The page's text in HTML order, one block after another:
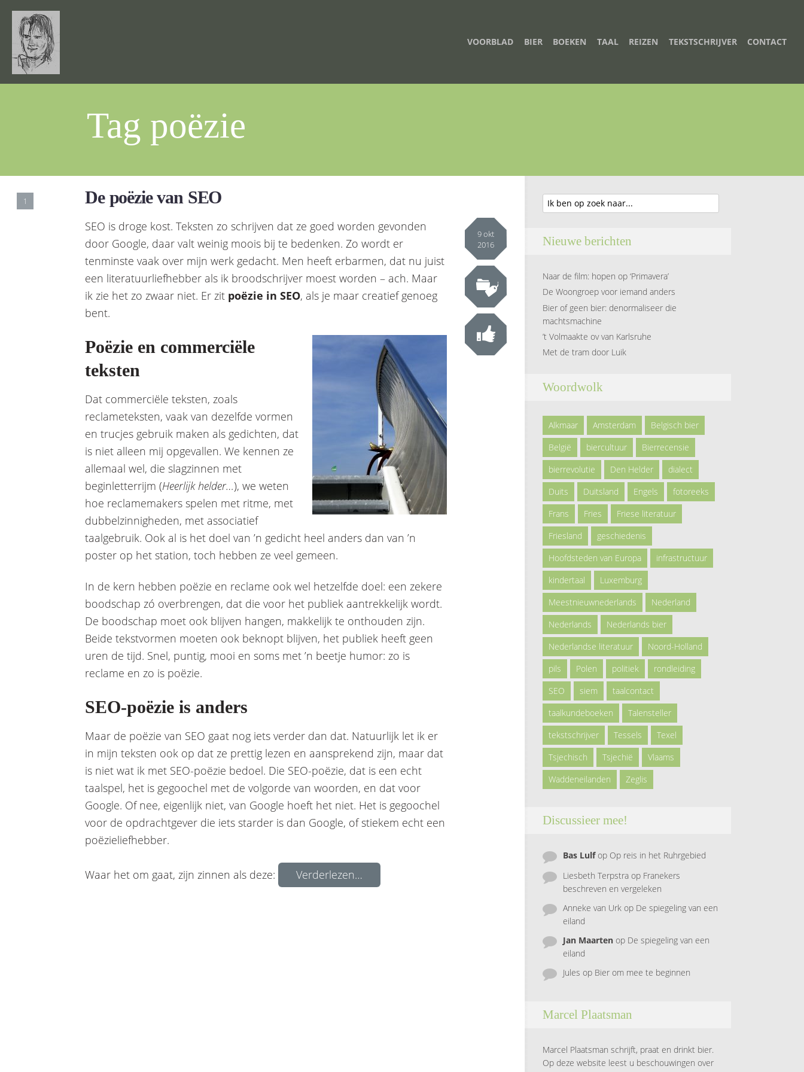
VOORBLAD BIER BOEKEN TAAL REIZEN TEKSTSCHRIJVER CONTACT
Tag poëzie
1 De poëzie van SEO
9 okt
2016
SEO is droge kost. Teksten zo schrijven dat ze goed worden gevonden
door Google, daar valt weinig moois bij te bedenken. Zo wordt er
tenminste vaak over mijn werk gedacht. Men heeft erbarmen, dat nu juist
een literatuurliefhebber als ik broodschrijver moest worden – ach. Maar
ik zie het zo zwaar niet. Er zit poëzie in SEO, als je maar creatief genoeg
bent.
Poëzie en commerciële
teksten
Dat commerciële teksten, zoals
reclameteksten, vaak van dezelfde vormen
en trucjes gebruik maken als gedichten, dat
is niet alleen mij opgevallen. We kennen ze
allemaal wel, die slagzinnen met
beginletterrijm (Heerlijk helder…), we weten
hoe reclamemakers spelen met ritme, met
dubbelzinnigheden, met associatief
taalgebruik. Ook al is het doel van ’n gedicht heel anders dan van ’n
poster op het station, toch hebben ze veel gemeen.
In de kern hebben poëzie en reclame ook wel hetzelfde doel: een zekere
boodschap zó overbrengen, dat die voor het publiek aantrekkelijk wordt.
De boodschap moet ook blijven hangen, makkelijk te onthouden zijn.
Beide tekstvormen moeten ook beknopt blijven, het publiek heeft geen
uren de tijd. Snel, puntig, mooi en soms met ’n beetje humor: zo is
reclame en zo is poëzie.
SEO-poëzie is anders
Maar de poëzie van SEO gaat nog iets verder dan dat. Natuurlijk let ik er
in mijn teksten ook op dat ze prettig lezen en aansprekend zijn, maar dat
is niet wat ik met SEO-poëzie bedoel. Die SEO-poëzie, dat is een echt
taalspel, het is gegoochel met de volgorde van woorden, en dat voor
Google. Of nee, eigenlijk niet, van Google hoeft het niet. Het is gegoochel
voor de opdrachtgever die iets starder is dan Google, of stiekem echt een
poëzieliefhebber.
Waar het om gaat, zijn zinnen als deze: Verderlezen…
Nieuwe berichten
Naar de film: hopen op ‘Primavera’
De Woongroep voor iemand anders
Bier of geen bier: denormaliseer die
machtsmachine
’t Volmaakte ov van Karlsruhe
Met de tram door Luik
Woordwolk
Alkmaar Amsterdam
Belgisch bier
België
biercultuur
Bierrecensie
bierrevolutie
Den Helder
dialect
Duits
Duitsland Engels
fotoreeks
Frans
Fries
Friese literatuur
Friesland
geschiedenis
Hoofdsteden van Europa
infrastructuur
kindertaal
Luxemburg
Meestnieuwnederlands
Nederland
Nederlands
Nederlands bier
Nederlandse literatuur
Noord-Holland
pils
Polen politiek
rondleiding
SEO
siem
taalcontact
taalkundeboeken
Talensteller
tekstschrijver
Tessels
Texel
Tsjechisch
Tsjechië
Vlaams
Waddeneilanden
Zeglis
Discussieer mee!
Bas Lulfop Op reis in het Ruhrgebied
Liesbeth Terpstra op Franekers
beschreven en vergeleken
Anneke van Urk op De spiegeling van een
eiland
Jan Maarten op De spiegeling van een
eiland
Jules op Bier om mee te beginnen
Marcel Plaatsman
Marcel Plaatsman schrijft, praat en drinkt bier.
Op deze website leest u beschouwingen over